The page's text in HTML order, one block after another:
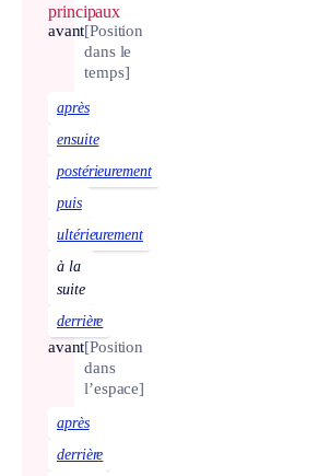
principaux
avant[Position
dans le
temps]
après
ensuite
postérieurement
puis
ultérieurement
à la
suite
derrière
avant[Position
dans
l’espace]
après
derrière